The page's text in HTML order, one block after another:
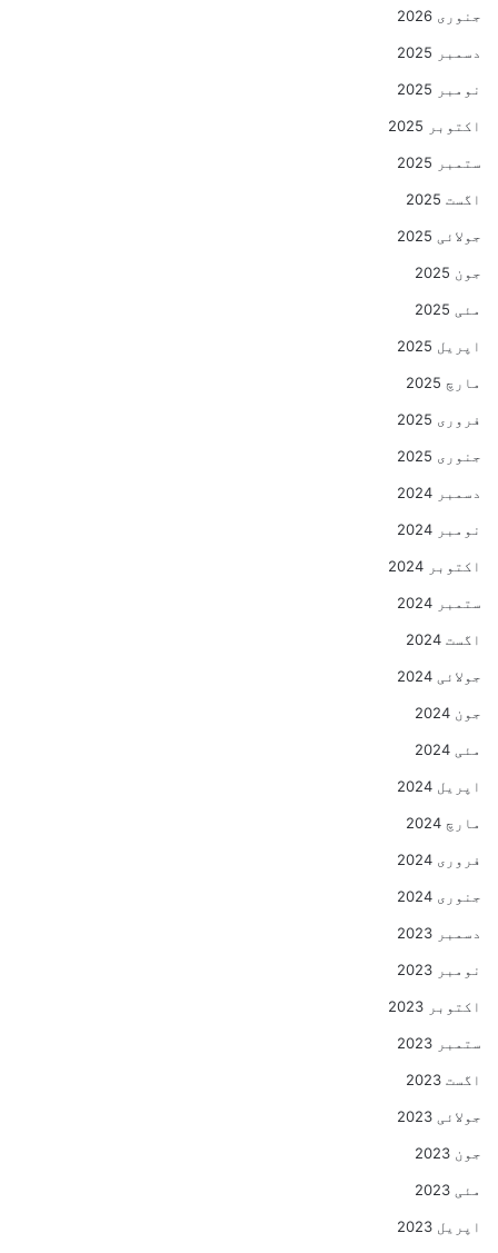
جنوری 2026
دسمبر 2025
نومبر 2025
اکتوبر 2025
ستمبر 2025
اگست 2025
جولائی 2025
جون 2025
مئی 2025
اپریل 2025
مارچ 2025
فروری 2025
جنوری 2025
دسمبر 2024
نومبر 2024
اکتوبر 2024
ستمبر 2024
اگست 2024
جولائی 2024
جون 2024
مئی 2024
اپریل 2024
مارچ 2024
فروری 2024
جنوری 2024
دسمبر 2023
نومبر 2023
اکتوبر 2023
ستمبر 2023
اگست 2023
جولائی 2023
جون 2023
مئی 2023
اپریل 2023